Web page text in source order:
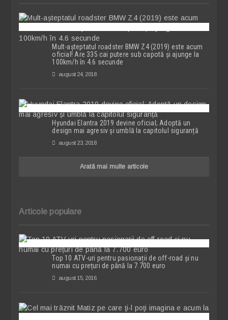
Mult-așteptatul roadster BMW Z4 (2019) este acum
oficial! Are 335 cai putere sub capotă și ajunge la
100km/h în 4.6 secunde
august 24, 2018
Hyundai Elantra 2019 devine oficial; Adoptă un
design mai agresiv și umblă la capitolul siguranță
august 23, 2018
Arată mai multe articole
Articole populare
Top 10 ATV-uri pentru pasionații de off-road și nu
numai cu prețuri de până la 7.700 euro
august 15, 2016